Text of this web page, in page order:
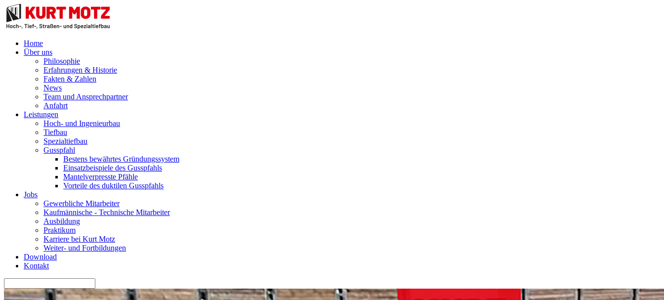
Home
Über uns
Philosophie
Erfahrungen & Historie
Fakten & Zahlen
News
Team und Ansprechpartner
Anfahrt
Leistungen
Hoch- und Ingenieurbau
Tiefbau
Spezialtiefbau
Gusspfahl
Bestens bewährtes Gründungssystem
Einsatzbeispiele des Gusspfahls
Mantelverpresste Pfähle
Vorteile des duktilen Gusspfahls
Jobs
Gewerbliche Mitarbeiter
Kaufmännische - Technische Mitarbeiter
Ausbildung
Praktikum
Karriere bei Kurt Motz
Weiter- und Fortbildungen
Download
Kontakt